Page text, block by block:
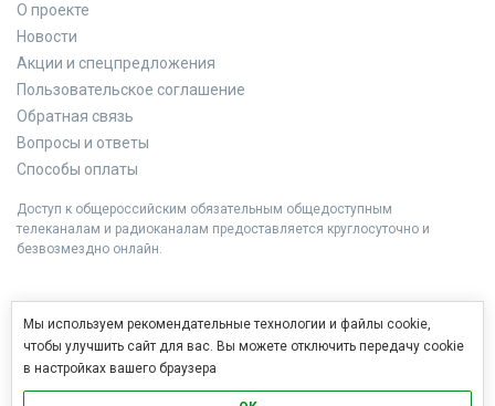
О проекте
Новости
Акции и спецпредложения
Пользовательское соглашение
Обратная связь
Вопросы и ответы
Способы оплаты
Доступ к общероссийским обязательным общедоступным
телеканалам и радиоканалам предоставляется круглосуточно и
безвозмездно онлайн.
Мы используем рекомендательные технологии и файлы cookie,
чтобы улучшить сайт для вас. Вы можете отключить передачу cookie
в настройках вашего браузера